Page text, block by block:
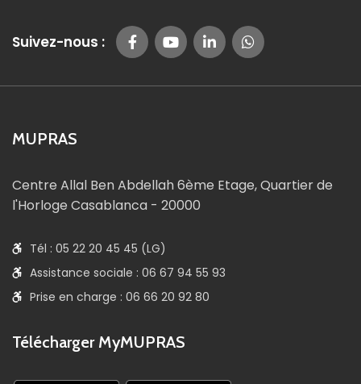
Suivez-nous :
MUPRAS
Centre Allal Ben Abdellah 6ème Etage, Quartier de
l'Horloge Casablanca - 20000
Tél : 05 22 20 45 45 (LG)
Assistance sociale : 06 67 94 55 93
Prise en charge : 06 66 20 92 80
Télécharger MyMUPRAS